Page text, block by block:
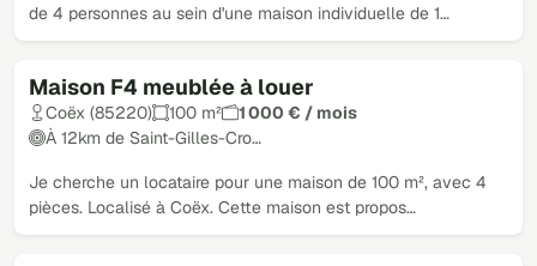
de 4 personnes au sein d'une maison individuelle de 1…
Maison F4 meublée à louer
Coëx (85220) 100 m²
1 000 € / mois
À 12km de Saint-Gilles-Cro…
Je cherche un locataire pour une maison de 100 m², avec 4
pièces. Localisé à Coëx. Cette maison est propos…